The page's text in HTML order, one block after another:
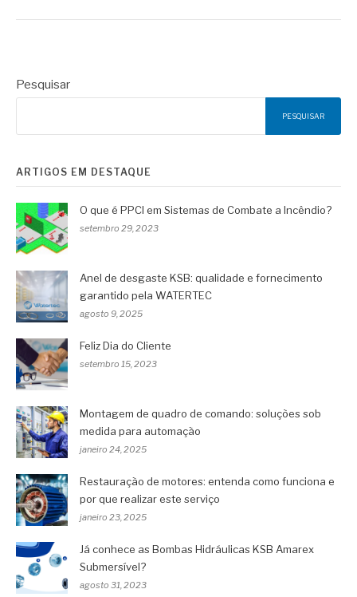
Pesquisar
PESQUISAR
ARTIGOS EM DESTAQUE
O que é PPCI em Sistemas de Combate a Incêndio?
setembro 29, 2023
Anel de desgaste KSB: qualidade e fornecimento
garantido pela WATERTEC
agosto 9, 2025
Feliz Dia do Cliente
setembro 15, 2023
Montagem de quadro de comando: soluções sob
medida para automação
janeiro 24, 2025
Restauração de motores: entenda como funciona e
por que realizar este serviço
janeiro 23, 2025
Já conhece as Bombas Hidráulicas KSB Amarex
Submersível?
agosto 31, 2023